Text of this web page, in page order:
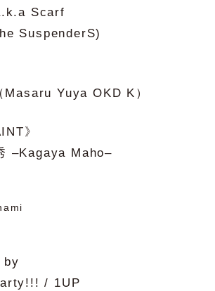
Scarf
SuspenderS)
Yuya OKD K）
》
–Kagaya Maho–
by
/ 1UP